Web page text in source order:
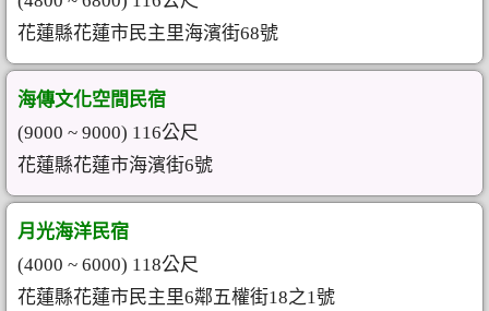
花蓮縣花蓮市民主里海濱街68號
海傳文化空間民宿
(9000 ~ 9000) 116公尺
花蓮縣花蓮市海濱街6號
月光海洋民宿
(4000 ~ 6000) 118公尺
花蓮縣花蓮市民主里6鄰五權街18之1號